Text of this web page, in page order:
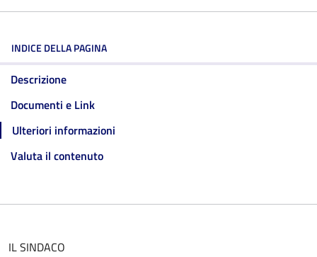
INDICE DELLA PAGINA
Descrizione
Documenti e Link
Ulteriori informazioni
Valuta il contenuto
IL SINDACO